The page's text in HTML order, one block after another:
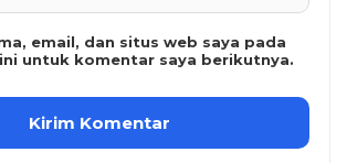
email, dan situs web saya pada
untuk komentar saya berikutnya.